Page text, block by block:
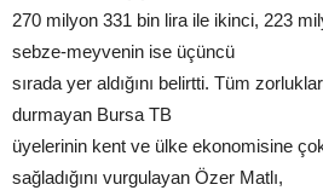
270 milyon 331 bin lira ile ikinci, 223
sebze-meyvenin ise üçüncü
sırada yer aldığını belirtti. Tüm
durmayan Bursa TB
üyelerinin kent ve ülke ekonomisine
sağladığını vurgulayan Özer Matlı,